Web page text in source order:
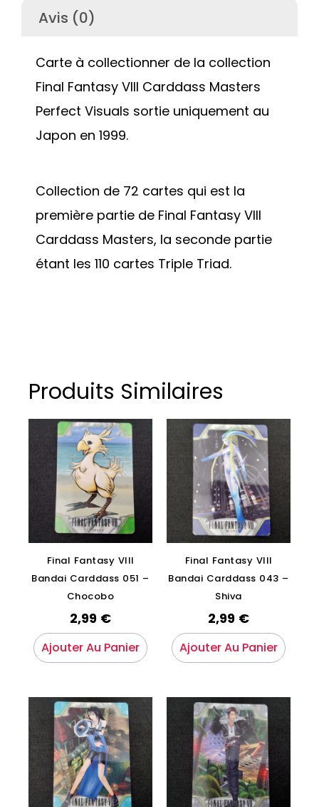
Avis (0)
Carte à collectionner de la collection
Final Fantasy VIII Carddass Masters
Perfect Visuals sortie uniquement au
Japon en 1999.
Collection de 72 cartes qui est la
première partie de Final Fantasy VIII
Carddass Masters, la seconde partie
étant les 110 cartes Triple Triad.
Produits Similaires
Final Fantasy VIII
Bandai Carddass 051 –
Chocobo
2,99 €
Ajouter Au Panier
Final Fantasy VIII
Bandai Carddass 043 –
Shiva
2,99 €
Ajouter Au Panier